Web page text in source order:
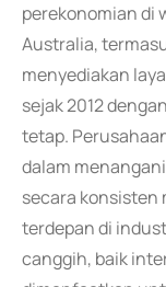
perekonomian di
Australia,
menyediakan
sejak 2012
tetap.
dalam
secara konsisten
terdepan di
canggih, baik